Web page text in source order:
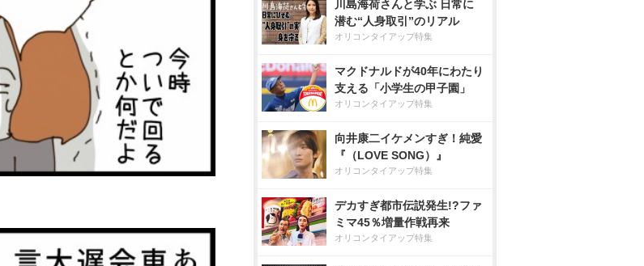
川島海荷さんと学ぶ 日常に
潜む“人身取引”のリアル
オリコンタイアップ特集
マクドナルドが40年にわたり
支える「小学生の甲子園」
オリコンタイアップ特集
向井康二イケメンすぎ！純愛
『（LOVE SONG）』
オリコンタイアップ特集
デカすぎ都市伝説発生!?ファ
ミマ45％増量作戦再来
オリコンタイアップ特集